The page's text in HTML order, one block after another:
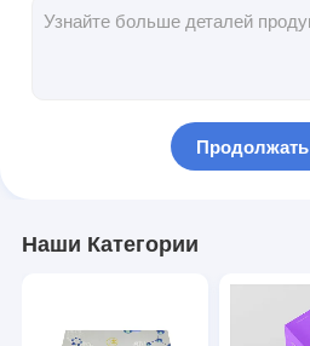
Наклейка с наклейкой
Продолжать
Наши Категории